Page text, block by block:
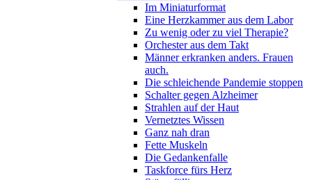
Im Miniaturformat
Eine Herzkammer aus dem Labor
Zu wenig oder zu viel Therapie?
Orchester aus dem Takt
Männer erkranken anders. Frauen
auch.
Die schleichende Pandemie stoppen
Schalter gegen Alzheimer
Strahlen auf der Haut
Vernetztes Wissen
Ganz nah dran
Fette Muskeln
Die Gedankenfalle
Taskforce fürs Herz